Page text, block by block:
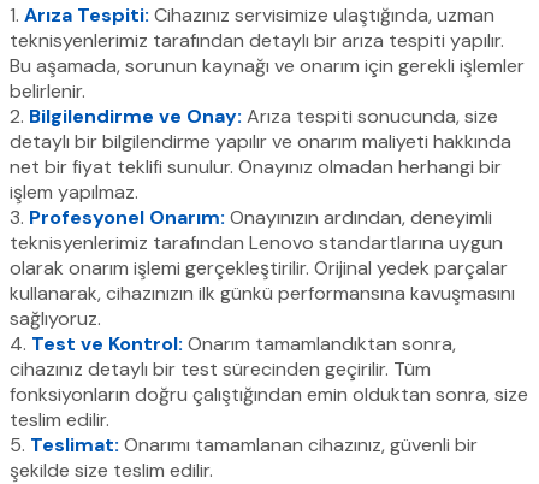
1. Arıza Tespiti: Cihazınız servisimize ulaştığında, uzman
teknisyenlerimiz tarafından detaylı bir arıza tespiti yapılır.
Bu aşamada, sorunun kaynağı ve onarım için gerekli işlemler
belirlenir.
2. Bilgilendirme ve Onay: Arıza tespiti sonucunda, size
detaylı bir bilgilendirme yapılır ve onarım maliyeti hakkında
net bir fiyat teklifi sunulur. Onayınız olmadan herhangi bir
işlem yapılmaz.
3. Profesyonel Onarım: Onayınızın ardından, deneyimli
teknisyenlerimiz tarafından Lenovo standartlarına uygun
olarak onarım işlemi gerçekleştirilir. Orijinal yedek parçalar
kullanarak, cihazınızın ilk günkü performansına kavuşmasını
sağlıyoruz.
4. Test ve Kontrol: Onarım tamamlandıktan sonra,
cihazınız detaylı bir test sürecinden geçirilir. Tüm
fonksiyonların doğru çalıştığından emin olduktan sonra, size
teslim edilir.
5. Teslimat: Onarımı tamamlanan cihazınız, güvenli bir
şekilde size teslim edilir.